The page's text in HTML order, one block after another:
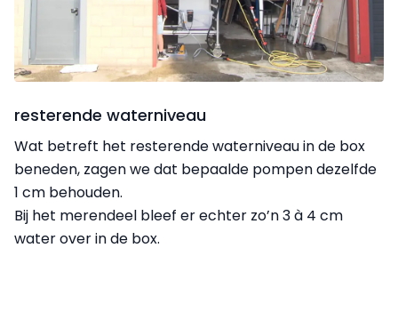
resterende waterniveau
Wat betreft het resterende waterniveau in de box
beneden, zagen we dat bepaalde pompen dezelfde
1 cm behouden.
Bij het merendeel bleef er echter zo’n 3 à 4 cm
water over in de box.